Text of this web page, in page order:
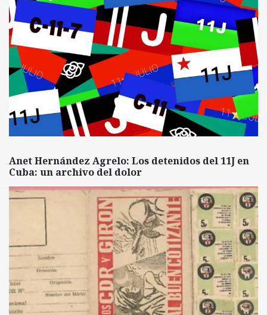
Anet Hernández Agrelo: Los detenidos del 11J en
Cuba: un archivo del dolor